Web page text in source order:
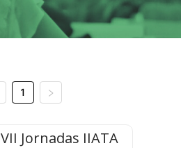
1
VII Jornadas IIATA